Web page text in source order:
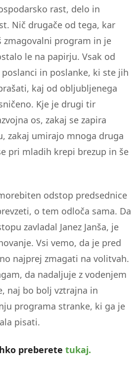
rast, delo in
Nič drugače od tega, kar
zmagovalni program in je
le na papirju. Vsak od
in poslanke, ki ste jih
kaj od obljubljenega
Kje je drugi tir
os, zakaj se zapira
zakaj umirajo mnoga druga
pri mladih krepi brezup in še
odstop predsednice
o tem odloča sama. Da
zavladal Janez Janša, je
Vsi vemo, da je pred
najprej zmagati na volitvah.
da nadaljuje z vodenjem
naj bo bolj vztrajna in
programa stranke, ki ga je
pisati.
preberete tukaj.